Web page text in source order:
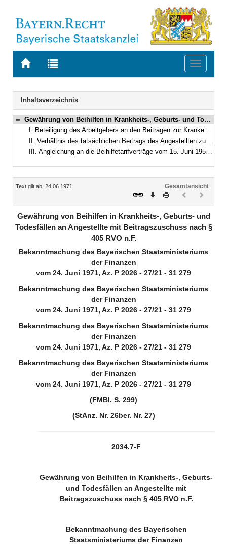
Zur
BAYERN.RECHT
Zur
letzten
Suche
Toggle
Navigation
Inhaltsverzeichnis
Bereich reduzieren
Gewährung von Beihilfen in Krankheits-, Geburts- und Todesfällen an Angestellte mit Beitragszuschuss nach § 405 RVO n.F.
I. Beteiligung des Arbeitgebers an den Beiträgen zur Krankenversicherung des Angestellten (Abschnitt A Abs. 5 Satz 1 des Rundschreibens vom 17. Februar 1971 [FMBl S. 145/146])
II. Verhältnis des tatsächlichen Beitrags des Angestellten zu einer privaten Krankenversicherung zum Beitrag bei Krankenversicherungspflicht (Abschnitt A Absatz 5 Satz 2 des Rundschreibens vom 17. Februar 1971)
III. Angleichung an die Beihilfetarifverträge vom 15. Juni 1959 i. d. F. der Ergänzungstarifverträge vom 26. Mai 1964
Inhalt
Text gilt ab: 24.06.1971
Gesamtansicht
Download
DruckenVorheriges
Gewährung von Beihilfen in Krankheits-, Geburts- und
Todesfällen an Angestellte mit Beitragszuschuss nach §
405 RVO n.F.
Bekanntmachung des Bayerischen Staatsministeriums
der Finanzen
vom 24. Juni 1971, Az. P 2026 - 27/21 - 31 279
Bekanntmachung des Bayerischen Staatsministeriums
der Finanzen
vom 24. Juni 1971, Az. P 2026 - 27/21 - 31 279
Bekanntmachung des Bayerischen Staatsministeriums
der Finanzen
vom 24. Juni 1971, Az. P 2026 - 27/21 - 31 279
Bekanntmachung des Bayerischen Staatsministeriums
der Finanzen
vom 24. Juni 1971, Az. P 2026 - 27/21 - 31 279
(FMBl. S. 299)
(StAnz. Nr. 26ber. Nr. 27)
2034.7-F
Gewährung von Beihilfen in Krankheits-, Geburts-
und Todesfällen an Angestellte mit
Beitragszuschuss nach § 405 RVO n.F.
Bekanntmachung des Bayerischen
Staatsministeriums der Finanzen